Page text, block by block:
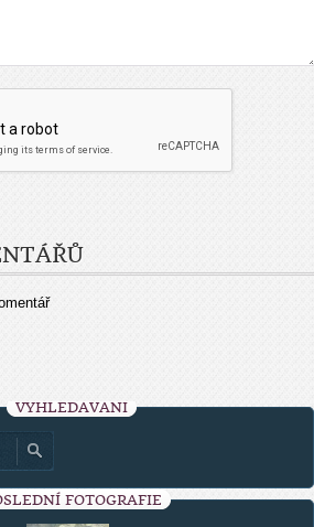
VYHLEDÁVÁNÍ
FOTOGRAFIE